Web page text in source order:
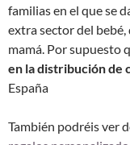
familias en el que se
extra sector del
mamá. Por supuesto
en la distribución de
España
También podréis ver